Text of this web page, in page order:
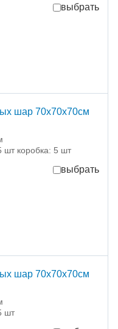
выбрать
шар 70х70х70см
шт коробка: 5 шт
выбрать
шар 70х70х70см
шт